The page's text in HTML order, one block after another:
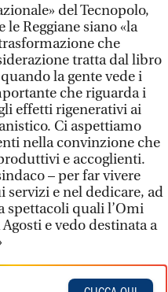
del Tecnopolo,
Reggiane siano «la
che
tratta dal libro
la gente vede i
che riguarda i
effetti rigenerativi ai
Ci aspettiamo
nella convinzione che
e accoglienti.
– per far vivere
servizi e nel dedicare, ad
spettacoli quali l’Omi
e vedo destinata a